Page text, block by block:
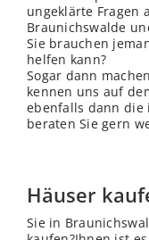
ungeklärte Fragen
Braunichswalde
Sie brauchen
helfen kann?
Sogar dann
kennen uns auf
ebenfalls dann die
beraten Sie gern
Häuser
Sie in